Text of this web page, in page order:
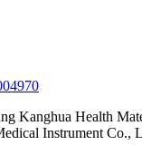
Kanghua Health
Instrument Co.,